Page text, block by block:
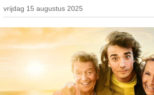
vrijdag 15 augustus 2025